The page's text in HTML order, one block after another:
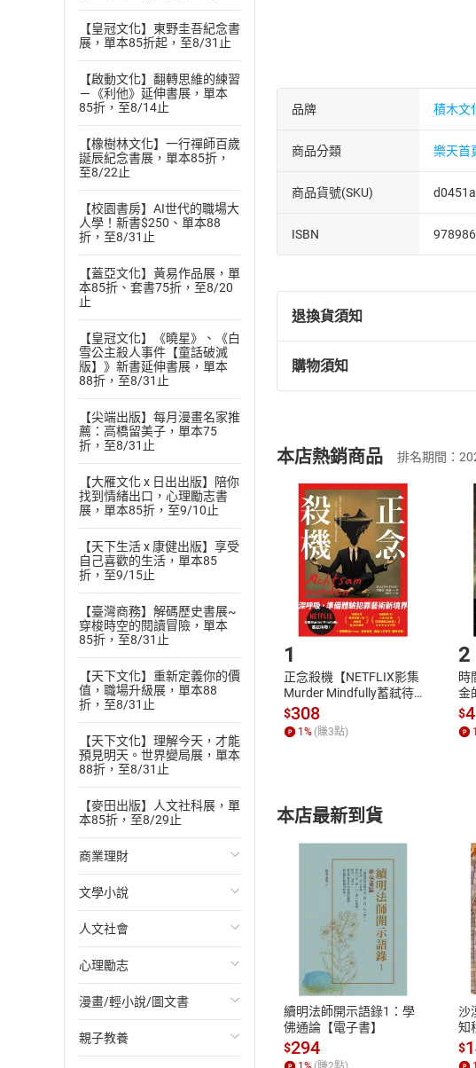
【皇冠文化】東野圭吾紀念書
展，單本85折起，至8/31止
【啟動文化】翻轉思維的練習
－《利他》延伸書展，單本
85折，至8/14止
【橡樹林文化】一行禪師百歲
誕辰紀念書展，單本85折，
至8/22止
【校園書房】AI世代的職場大
人學！新書$250、單本88
折，至8/31止
【蓋亞文化】黃易作品展，單
本85折、套書75折，至8/20
止
【皇冠文化】《曉星》、《白
雪公主殺人事件【童話破滅
版】》新書延伸書展，單本
88折，至8/31止
【尖端出版】每月漫畫名家推
薦：高橋留美子，單本75
折，至8/31止
【大雁文化 x 日出出版】陪你
找到情緒出口，心理勵志書
展，單本85折，至9/10止
【天下生活 x 康健出版】享受
自己喜歡的生活，單本85
折，至9/15止
【臺灣商務】解碼歷史書展~
穿梭時空的閱讀冒險，單本
85折，至8/31止
【天下文化】重新定義你的價
值，職場升級展，單本88
折，至8/31止
【天下文化】理解今天，才能
預見明天。世界變局展，單本
88折，至8/31止
【麥田出版】人文社科展，單
本85折，至8/29止
商業理財
投資理財
經濟/趨勢
財務/金融
管理/領導
職場工作術
文學小說
歐美文學
日本文學
韓國文學
華文文學
人文社會
國際關係
政治
社會科學
心理勵志
心靈成長/情緒
人際關係
漫畫/輕小說/圖文書
輕小說
親子教養
「以奧黛莉・度朵為憧憬目標
範卻沒無法親身至巴黎待上一
珍妮佛．斯科特
《向巴黎夫人學品味》一書的
品味。她與家人住在美國加州
＝譯者簡介＝
喬喻
交通大學外文系畢業的專職譯
巴黎夫人學品味》、《向巴黎
陳匡民
出生台灣桃園，學的是珠寶設
自1995年起擔任台灣酒類專業
味誌》、《葡萄酒選購誌》、
品飲指南》、《漫畫葡萄酒入
目錄
▎前言 時尚是什麼？
「Je ne Sais Quoi」是什麼︱
「生活行家」是什麼｜你表裡
Part 1 家事
▎第1堂課 法式家居
▎第2堂課 重新愛上自己的家
2BHK︱參觀自己的家︱找到
家事幫手︱系統化管理︱清潔
時尚的室內植物︱家事細節︱
▎第3堂課 亂堆東西
▎第4堂課 早晨之樂
起床︱穿衣著裝︱自在散發女
頭髮︱梳洗︱早晨準備――職
早上十一點的上午茶︱早午餐
▎第5堂課 午後之樂
午後專輯︱在家工作︱打造時
靜思時刻︱放學後的行程︱嬰
多用途清潔醋︱菜單規劃︱外
隨興的下午茶︱半正式的下午
關於電視的三言兩語︱渡過異
品牌 積木文
商品分類 樂天首
商品貨號(SKU)
ISBN
退換貨須知
退換貨規定：
(一)依消費者保護法第19
(二)消費者訂購本店鋪
且已下載/存取電子書，不
退貨方式：您欲取消訂單
貨」，本店鋪將依您的申
請注意，樂天市場須以整
購物須知
挑選商品
Choose
購書後，如何開始
Step1.選擇閱讀載
付款方式
ATM轉帳、信用卡、LINE
本店熱銷商品 排名期間：
1
正念殺機【NETFLIX影集
Murder Mindfully蓄弒待
發】【電子書】
$308
1 % (賺3點)
2
時
金
$
1
本店最新到貨
續明法師開示語錄1：學
佛通論【電子書】
$294
沙
知
$